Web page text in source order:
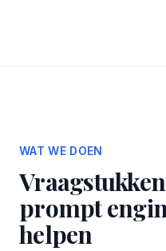
WAT WE DOEN
prompt
helpen